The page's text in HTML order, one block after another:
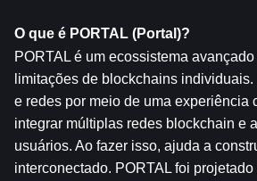
O que é PORTAL (Portal)?
PORTAL é um ecossistema
limitações de blockchains
e redes por meio de uma experiência
integrar múltiplas redes blockchain e
usuários. Ao fazer isso, ajuda a
interconectado. PORTAL foi